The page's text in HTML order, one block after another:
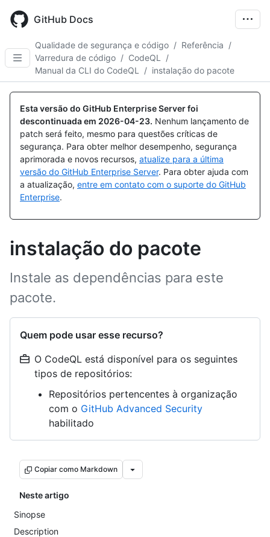
main
GitHub Docs
Qualidade de segurança e código / Referência /
Varredura de código / CodeQL
/
Manual da CLI do CodeQL
/ instalação do pacote
Esta versão do GitHub Enterprise Server foi
descontinuada em 2026-04-23. Nenhum lançamento de
patch será feito, mesmo para questões críticas de
segurança. Para obter melhor desempenho, segurança
aprimorada e novos recursos, atualize para a última
versão do GitHub Enterprise Server. Para obter ajuda com
a atualização, entre em contato com o suporte do GitHub
Enterprise.
instalação do pacote
Instale as dependências para este
pacote.
Quem pode usar esse recurso?
O CodeQL está disponível para os seguintes
tipos de repositórios:
Repositórios pertencentes à organização
com o GitHub Advanced Security
habilitado
Copiar como Markdown
Neste artigo
Sinopse
Description